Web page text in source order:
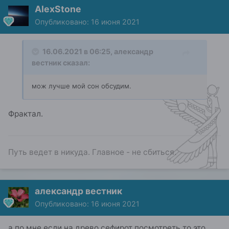
AlexStone
Опубликовано: 16 июня 2021
16.06.2021 в 06:25, александр
вестник сказал:
мож лучше мой сон обсудим.
Фрактал.
Путь ведет в никуда. Главное - не сбиться.
александр вестник
Опубликовано: 16 июня 2021